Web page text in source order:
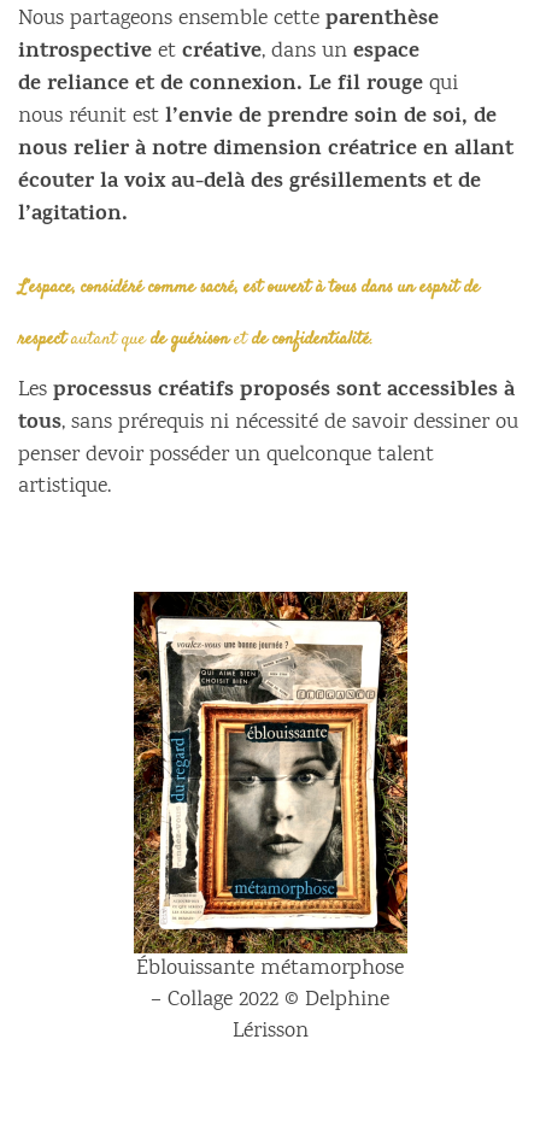
Nous partageons ensemble cetteparenthèse
introspectiveetcréative, dans unespace
de reliance et de connexion. Le fil rougequi
nous réunit estl’envie de prendre soin de soi, de
nous relier à notre dimension créatrice en allant
écouter la voix au-delà des grésillements et de
l’agitation.
L’espace, considéré comme sacré, est ouvert à tous dans un esprit de
respectautant quede guérisonetde confidentialité.
Lesprocessus créatifs proposés sont accessibles à
tous, sans prérequis ni nécessité de savoir dessiner ou
penser devoir posséder un quelconque talent
artistique.
Éblouissante métamorphose
– Collage 2022 © Delphine
Lérisson